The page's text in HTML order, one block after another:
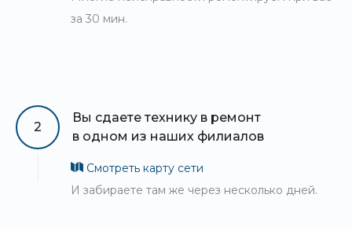
за 30 мин.
2
Вы сдаете технику в ремонт
в одном из наших филиалов
Смотреть карту сети
И забираете там же через несколько дней.